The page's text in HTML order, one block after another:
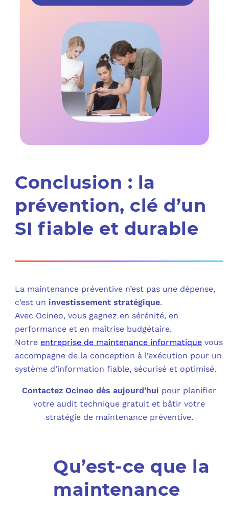
Conclusion : la
prévention, clé d’un
SI fiable et durable
La maintenance préventive n’est pas une dépense,
c’est un investissement stratégique.
Avec Ocineo, vous gagnez en sérénité, en
performance et en maîtrise budgétaire.
Notre entreprise de maintenance informatique vous
accompagne de la conception à l’exécution pour un
système d’information fiable, sécurisé et optimisé.
Contactez Ocineo dès aujourd’hui pour planifier
votre audit technique gratuit et bâtir votre
stratégie de maintenance préventive.
Qu’est-ce que la
maintenance